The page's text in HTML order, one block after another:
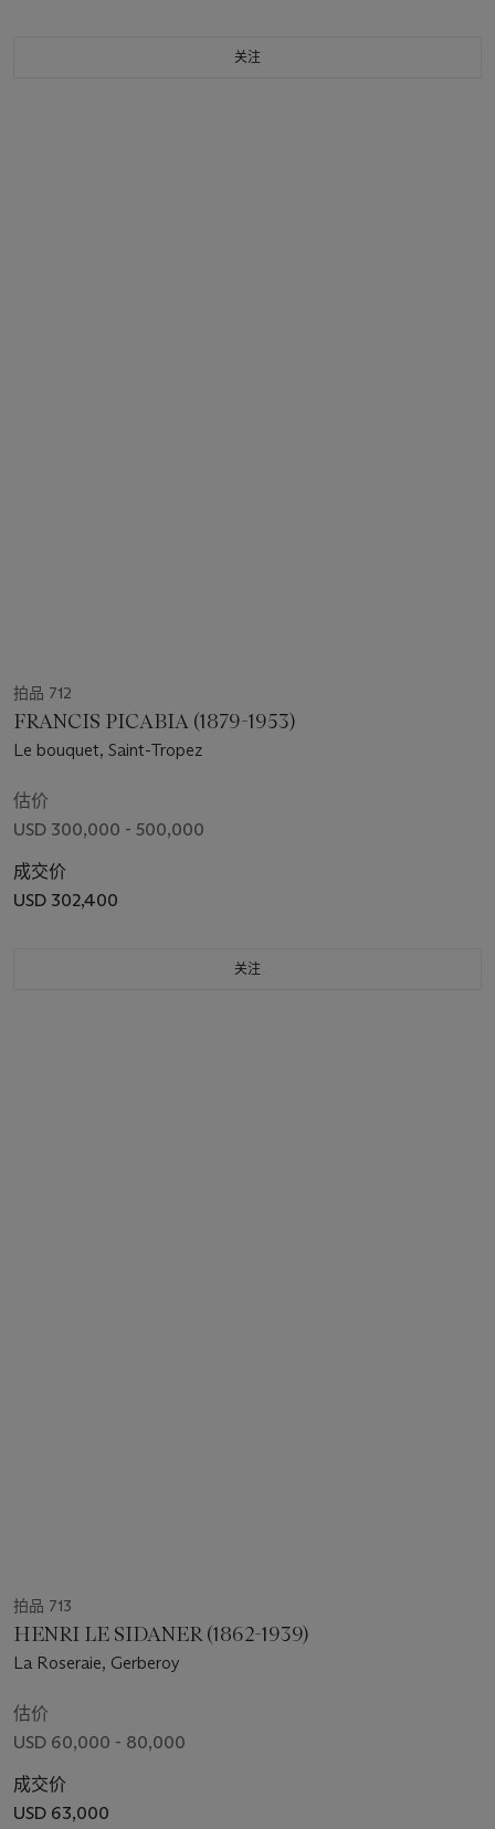
关注
拍品 712
FRANCIS PICABIA (1879-1953)
Le bouquet, Saint-Tropez
估价
USD 300,000 - 500,000
成交价
USD 302,400
关注
拍品 713
HENRI LE SIDANER (1862-1939)
La Roseraie, Gerberoy
估价
USD 60,000 - 80,000
成交价
USD 63,000